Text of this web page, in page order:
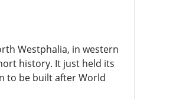
Westphalia, in western
history. It just held its
to be built after World